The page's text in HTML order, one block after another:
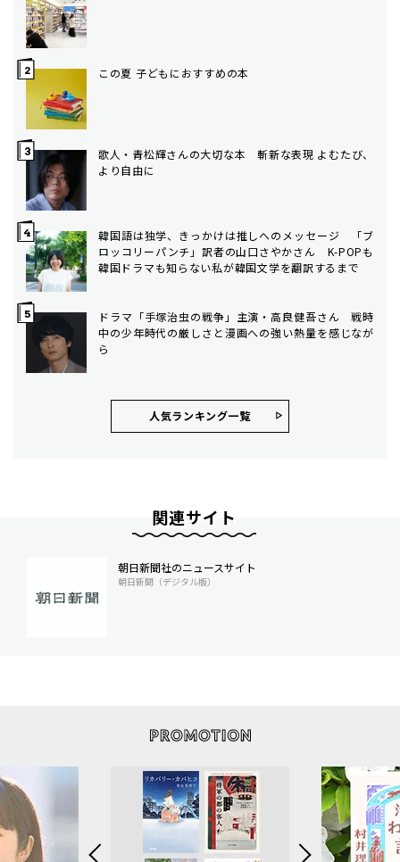
この夏 子どもにおすすめの本
歌人・青松輝さんの大切な本 斬新な表現 よむたび、
より自由に
韓国語は独学、きっかけは推しへのメッセージ 「ブ
ロッコリーパンチ」訳者の山口さやかさん K-POPも
韓国ドラマも知らない私が韓国文学を翻訳するまで
ドラマ「手塚治虫の戦争」主演・高良健吾さん 戦時
中の少年時代の厳しさと漫画への強い熱量を感じなが
ら
人気ランキング⼀覧
関連サイト
朝日新聞社のニュースサイト
朝日新聞（デジタル版）